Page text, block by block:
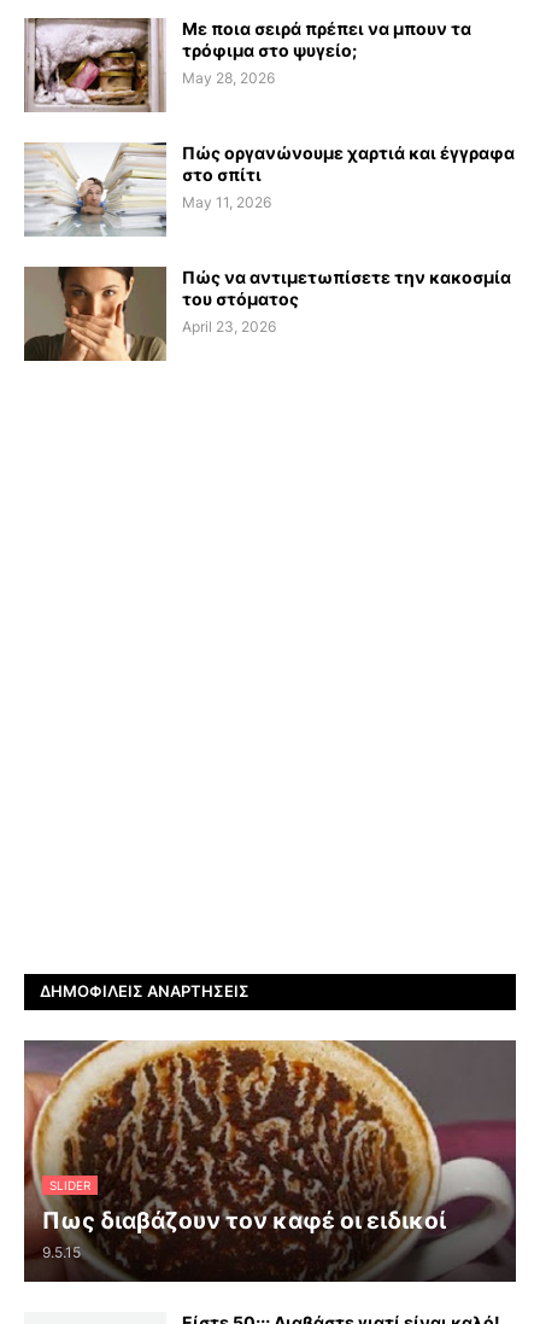
Με ποια σειρά πρέπει να μπουν τα
τρόφιμα στο ψυγείο;
May 28, 2026
Πώς οργανώνουμε χαρτιά και έγγραφα
στο σπίτι
May 11, 2026
Πώς να αντιμετωπίσετε την κακοσμία
του στόματος
April 23, 2026
ΔΗΜΟΦΙΛΕΊΣ ΑΝΑΡΤΉΣΕΙΣ
SLIDER
Πως διαβάζουν τον καφέ οι ειδικοί
9.5.15